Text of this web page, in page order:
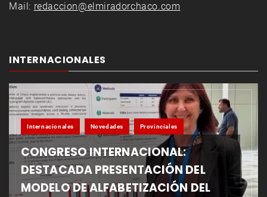
Mail: redaccion@elmiradorchaco.com
INTERNACIONALES
Internacionales Novedades Provinciales
CONGRESO INTERNACIONAL:
DESTACADA PRESENTACIÓN DEL
MODELO DE ALFABETIZACIÓN DEL